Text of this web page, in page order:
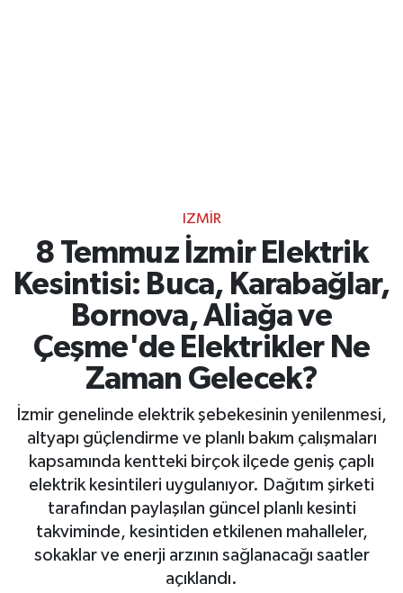
IZMIR
8 Temmuz İzmir Elektrik
Kesintisi: Buca, Karabağlar,
Bornova, Aliağa ve
Çeşme'de Elektrikler Ne
Zaman Gelecek?
İzmir genelinde elektrik şebekesinin yenilenmesi,
altyapı güçlendirme ve planlı bakım çalışmaları
kapsamında kentteki birçok ilçede geniş çaplı
elektrik kesintileri uygulanıyor. Dağıtım şirketi
tarafından paylaşılan güncel planlı kesinti
takviminde, kesintiden etkilenen mahalleler,
sokaklar ve enerji arzının sağlanacağı saatler
açıklandı.